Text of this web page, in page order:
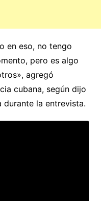
en eso, no tengo
pero es algo
agregó
cubana, según dijo
durante la entrevista.